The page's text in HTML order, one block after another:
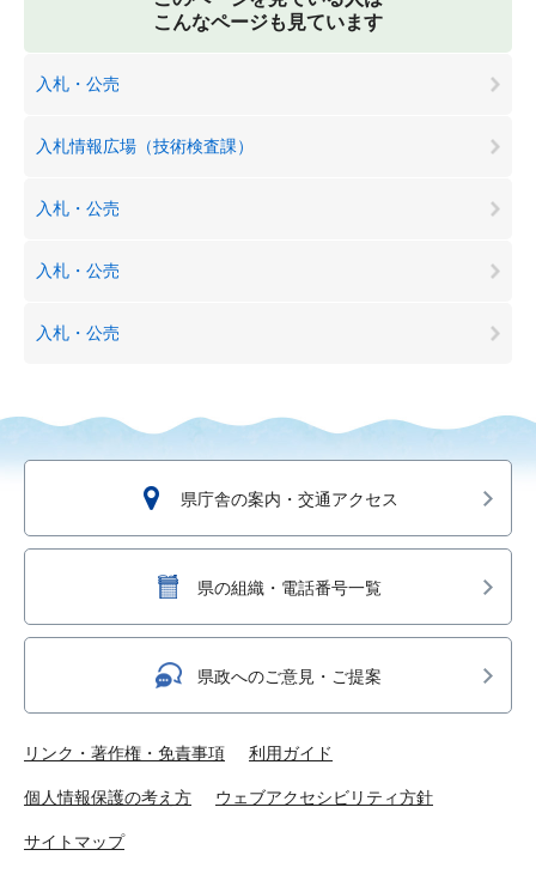
こんなページも見ています
入札・公売
入札情報広場（技術検査課）
入札・公売
入札・公売
入札・公売
県庁舎の案内・交通アクセス
県の組織・電話番号一覧
県政へのご意見・ご提案
リンク・著作権・免責事項 利用ガイド
個人情報保護の考え方 ウェブアクセシビリティ方針
サイトマップ